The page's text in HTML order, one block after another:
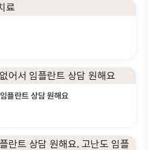
플란트 상담 원해요